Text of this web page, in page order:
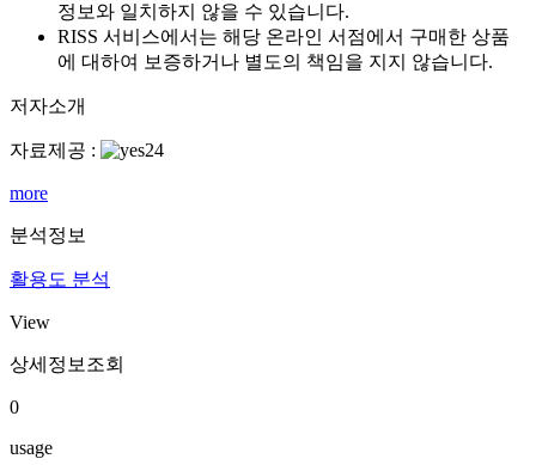
정보와 일치하지 않을 수 있습니다.
RISS 서비스에서는 해당 온라인 서점에서 구매한 상품
에 대하여 보증하거나 별도의 책임을 지지 않습니다.
저자소개
자료제공 :
more
분석정보
활용도 분석
View
상세정보조회
0
usage